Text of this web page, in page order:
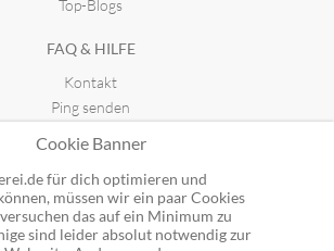
Top-Blogs
FAQ & HILFE
Kontakt
Ping senden
GUTSCHEINE
Top-Gutscheine
Alle Shops
Cookie Banner
für dich optimieren und
müssen wir ein paar Cookies
das auf ein Minimum zu
sind leider absolut notwendig zur